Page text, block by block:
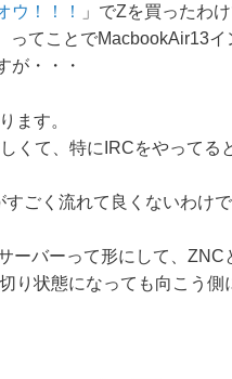
ウ！！！
」でZを買ったわ
ってことでMacbookAir13
が・・・
ます。
くて、特にIRCをやってる
ごく流れて良くないわけで
バーって形にして、ZNC
状態になっても向こう側